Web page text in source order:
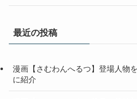
最近の投稿
漫画【さむわんへるつ】登場人物
に紹介